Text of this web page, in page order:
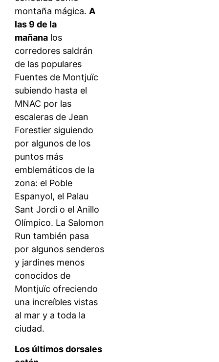
montaña mágica. A
las 9 de la
mañana los
corredores saldrán
de las populares
Fuentes de Montjuïc
subiendo hasta el
MNAC por las
escaleras de Jean
Forestier siguiendo
por algunos de los
puntos más
emblemáticos de la
zona: el Poble
Espanyol, el Palau
Sant Jordi o el Anillo
Olímpico. La Salomon
Run también pasa
por algunos senderos
y jardines menos
conocidos de
Montjuïc ofreciendo
una increíbles vistas
al mar y a toda la
ciudad.
Los últimos dorsales